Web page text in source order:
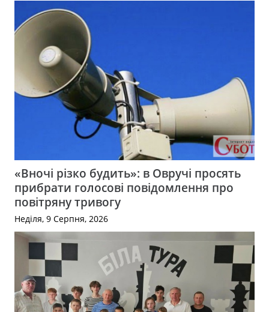
«Вночі різко будить»: в Овручі просять
прибрати голосові повідомлення про
повітряну тривогу
Неділя, 9 Серпня, 2026